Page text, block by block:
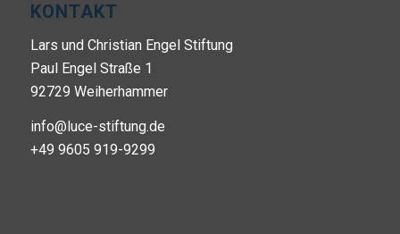
KONTAKT
Lars und Christian Engel Stiftung
Paul Engel Straße 1
92729 Weiherhammer
info@luce-stiftung.de
+49 9605 919-9299